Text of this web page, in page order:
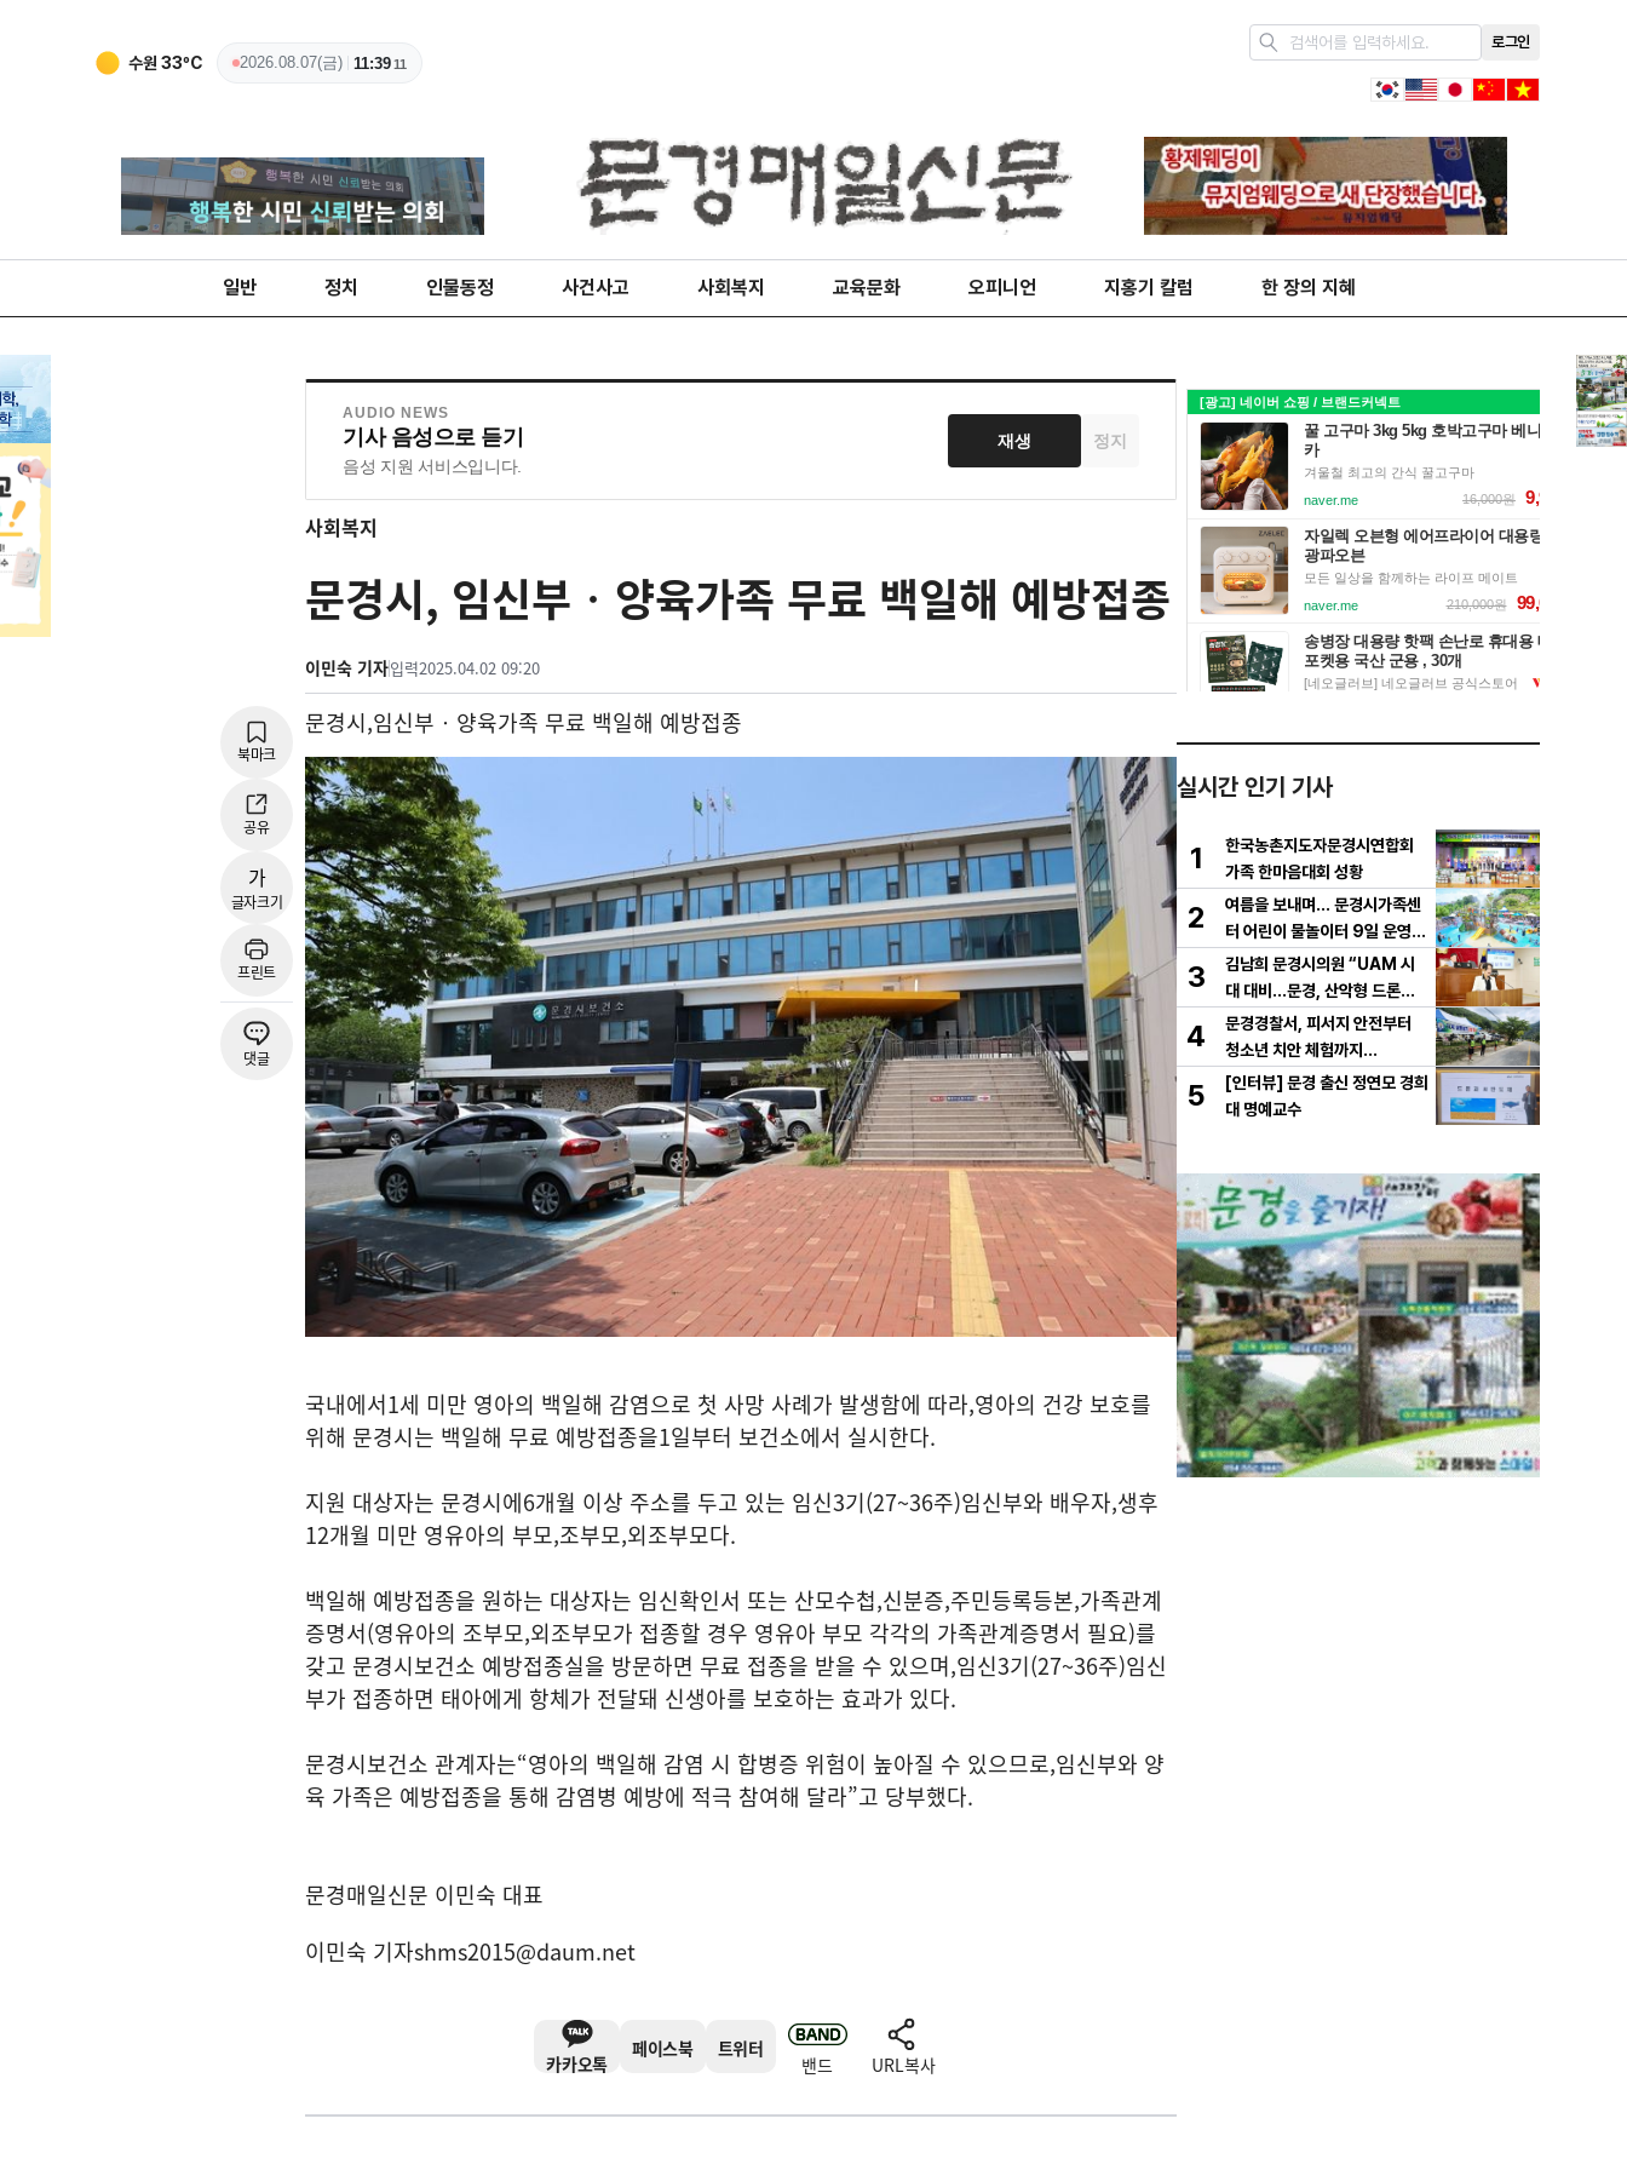
수원 33ºC 2026.08.07(금) 11:3912
로그인
일반 정치 인물동정 사건사고 사회복지 교육문화 오피니언 지홍기 칼럼 한 장의 지혜
AUDIO NEWS
기사 음성으로 듣기
음성 지원 서비스입니다.
재생 정지
사회복지
문경시, 임신부‧양육가족 무료 백일해 예방접종
이민숙 기자입력2025.04.02 09:20
북마크
공유
가
글자크기
프린트
댓글
문경시,임신부 ‧ 양육가족 무료 백일해 예방접종
국내에서1세 미만 영아의 백일해 감염으로 첫 사망 사례가 발생함에 따라,영아의 건강 보호를
위해 문경시는 백일해 무료 예방접종을1일부터 보건소에서 실시한다.
지원 대상자는 문경시에6개월 이상 주소를 두고 있는 임신3기(27~36주)임신부와 배우자,생후
12개월 미만 영유아의 부모,조부모,외조부모다.
백일해 예방접종을 원하는 대상자는 임신확인서 또는 산모수첩,신분증,주민등록등본,가족관계
증명서(영유아의 조부모,외조부모가 접종할 경우 영유아 부모 각각의 가족관계증명서 필요)를
갖고 문경시보건소 예방접종실을 방문하면 무료 접종을 받을 수 있으며,임신3기(27~36주)임신
부가 접종하면 태아에게 항체가 전달돼 신생아를 보호하는 효과가 있다.
문경시보건소 관계자는“영아의 백일해 감염 시 합병증 위험이 높아질 수 있으므로,임신부와 양
육 가족은 예방접종을 통해 감염병 예방에 적극 참여해 달라”고 당부했다.
문경매일신문 이민숙 대표
이민숙 기자shms2015@daum.net
카카오톡
페이스북 트위터
밴드 URL복사
실시간 인기 기사
1
한국농촌지도자문경시연합회
가족 한마음대회 성황
2
여름을 보내며… 문경시가족센
터 어린이 물놀이터 9일 운영
마무리
3
김남희 문경시의원 “UAM 시
대 대비…문경, 산악형 드론산
업 중심도시로 도약해야”
4
문경경찰서, 피서지 안전부터
청소년 치안 체험까지…
5
[인터뷰] 문경 출신 정연모 경희
대 명예교수